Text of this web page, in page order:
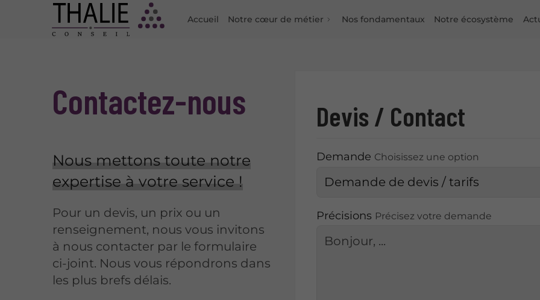
Accueil Notre cœur de métier Nos fondamentaux Notre écosystème
Contactez-nous
Nous mettons toute notre
expertise à votre service !
Pour un devis, un prix ou un
renseignement, nous vous invitons
à nous contacter par le formulaire
ci-joint. Nous vous répondrons dans
les plus brefs délais.
Devis / Contact
Demande Choisissez une option
Précisions Précisez votre demande